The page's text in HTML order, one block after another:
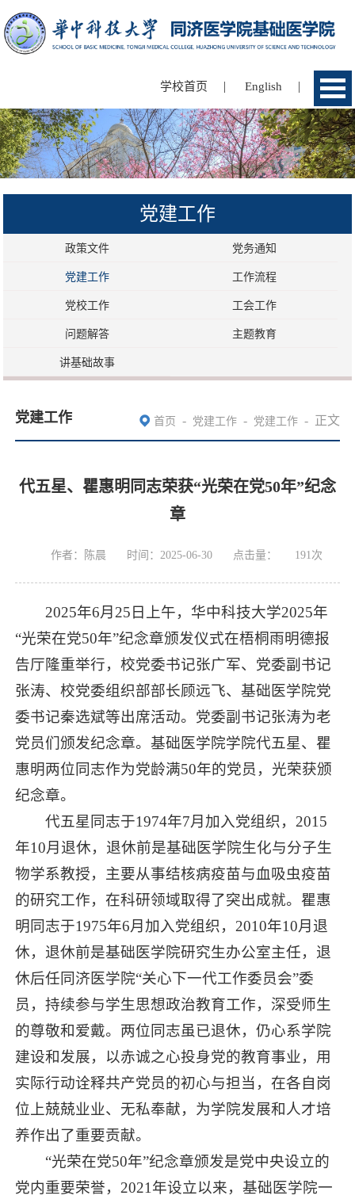
学校首页 | English |
党建工作
政策文件 党务通知
党建工作 工作流程
党校工作 工会工作
问题解答 主题教育
讲基础故事
党建工作 首页 - 党建工作 - 党建工作 - 正文
代五星、瞿惠明同志荣获“光荣在党50年”纪念
章
作者：陈晨 时间：2025-06-30 点击量： 191 次
2025年6月25日上午，华中科技大学2025年
“光荣在党50年”纪念章颁发仪式在梧桐雨明德报
告厅隆重举行，校党委书记张广军、党委副书记
张涛、校党委组织部部长顾远飞、基础医学院党
委书记秦选斌等出席活动。党委副书记张涛为老
党员们颁发纪念章。基础医学院学院代五星、瞿
惠明两位同志作为党龄满50年的党员，光荣获颁
纪念章。
代五星同志于1974年7月加入党组织，2015
年10月退休，退休前是基础医学院生化与分子生
物学系教授，主要从事结核病疫苗与血吸虫疫苗
的研究工作，在科研领域取得了突出成就。瞿惠
明同志于1975年6月加入党组织，2010年10月退
休，退休前是基础医学院研究生办公室主任，退
休后任同济医学院“关心下一代工作委员会”委
员，持续参与学生思想政治教育工作，深受师生
的尊敬和爱戴。两位同志虽已退休，仍心系学院
建设和发展，以赤诚之心投身党的教育事业，用
实际行动诠释共产党员的初心与担当，在各自岗
位上兢兢业业、无私奉献，为学院发展和人才培
养作出了重要贡献。
“光荣在党50年”纪念章颁发是党中央设立的
党内重要荣誉，2021年设立以来，基础医学院一